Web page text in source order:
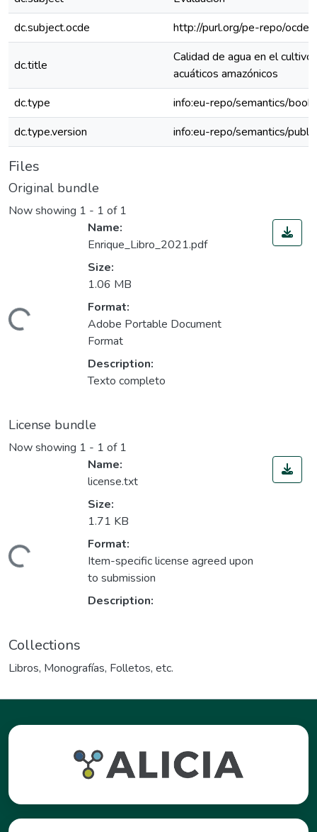
dc.subject.ocde
http://purl.org/pe-repo/
dc.title
Calidad de agua en el
acuáticos amazónicos
dc.type
info:eu-repo/semantics/book
dc.type.version
info:eu-repo/semantics/
Files
Original bundle
Now showing 1 - 1 of 1
Name:
Enrique_Libro_2021.pdf
Size:
1.06 MB
Format:
Adobe Portable Document
Format
Description:
Texto completo
License bundle
Now showing 1 - 1 of 1
Name:
license.txt
Size:
1.71 KB
Format:
Item-specific license agreed upon
to submission
Description:
Collections
Libros, Monografías, Folletos, etc.